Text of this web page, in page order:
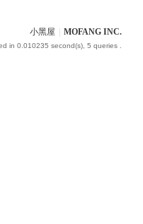
小黑屋 MOFANG INC.
in 0.010235 second(s), 5 queries .